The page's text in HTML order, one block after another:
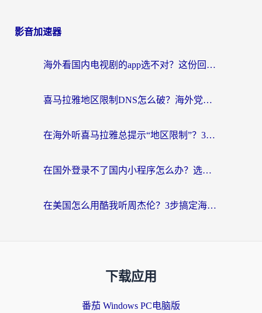
影音加速器
海外看国内电视剧的app选不对？这份回国加速器避坑指南帮你流畅追剧
喜马拉雅地区限制DNS怎么破？海外党听国内音乐听书的终极解决方案
在海外听喜马拉雅总提示“地区限制”？3步轻松解除+听国内音乐全攻略
在国外登录不了国内小程序怎么办？选对回国加速器，轻松解锁国内资源
在美国怎么用酷我听周杰伦？3步搞定海外听歌难题
下载应用
番茄 Windows PC电脑版